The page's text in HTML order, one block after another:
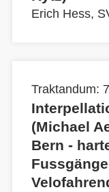
Erich Hess,
Traktandum:
(Michael
Bern -